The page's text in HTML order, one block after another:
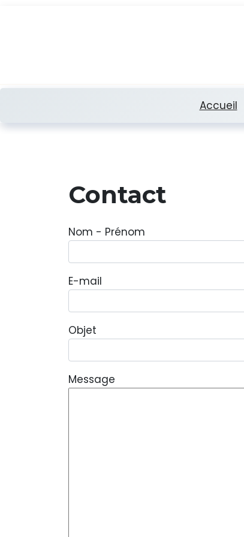
Accueil
Contact
Nom - Prénom
E-mail
Objet
Message